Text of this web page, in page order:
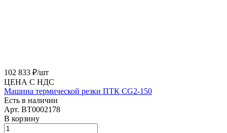
102 833 ₽/шт
ЦЕНА С НДС
Машина термической резки ПТК CG2-150
Есть в наличии
Арт. BT0002178
В корзину